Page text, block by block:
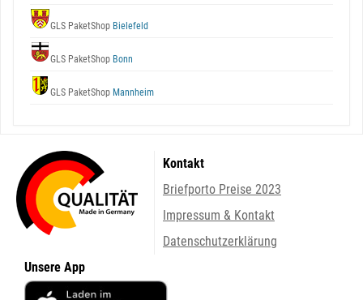
GLS PaketShop Bielefeld
GLS PaketShop Bonn
GLS PaketShop Mannheim
Kontakt
Briefporto Preise 2023
Impressum & Kontakt
Datenschutzerklärung
Unsere App